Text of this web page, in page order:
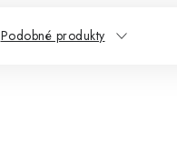
Podobné produkty